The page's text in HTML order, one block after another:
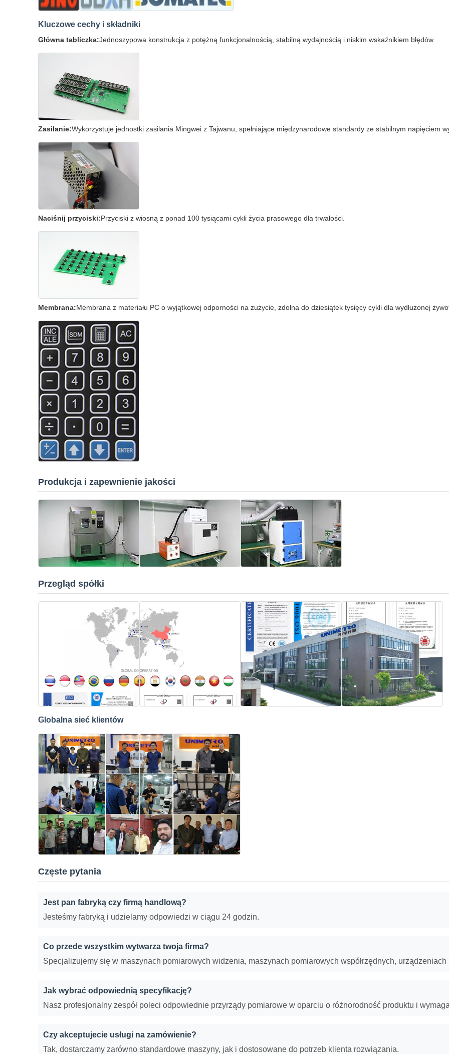
Kluczowe cechy i składniki
Główna tabliczka:Jednoszypowa konstrukcja z potężną funkcjonalnością, stabilną wydajnością i niskim wskaźnikiem błędów.
Zasilanie:Wykorzystuje jednostki zasilania Mingwei z Tajwanu, spełniające międzynarodowe standardy ze stabilnym napięciem
Naciśnij przyciski:Przyciski z wiosną z ponad 100 tysiącami cykli życia prasowego dla trwałości.
Membrana:Membrana z materiału PC o wyjątkowej odporności na zużycie, zdolna do dziesiątek tysięcy cykli dla wydłużonej
Produkcja i zapewnienie jakości
Przegląd spółki
Globalna sieć klientów
Częste pytania
Jest pan fabryką czy firmą handlową?
Jesteśmy fabryką i udzielamy odpowiedzi w ciągu 24 godzin.
Co przede wszystkim wytwarza twoja firma?
Specjalizujemy się w maszynach pomiarowych widzenia, maszynach pomiarowych współrzędnych,
Jak wybrać odpowiednią specyfikację?
Nasz profesjonalny zespół poleci odpowiednie przyrządy pomiarowe w oparciu o różnorodność produktu i
Czy akceptujecie usługi na zamówienie?
Tak, dostarczamy zarówno standardowe maszyny, jak i dostosowane do potrzeb klienta rozwiązania.